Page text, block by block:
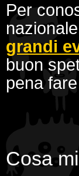
Per
grandi
buon
pena
Cosa